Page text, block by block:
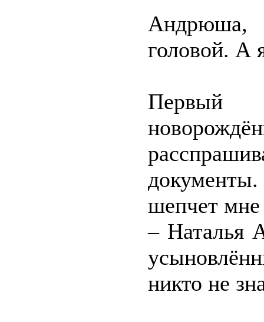
Андрюша,
головой. А
Первый
шепчет
– Наталья
никто не